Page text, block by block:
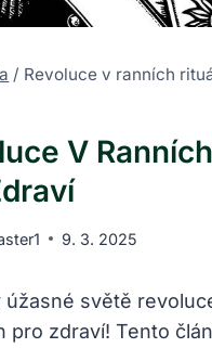
/ Revoluce v ranních
V
9. 3. 2025
úžasné světě
pro zdraví! Tento